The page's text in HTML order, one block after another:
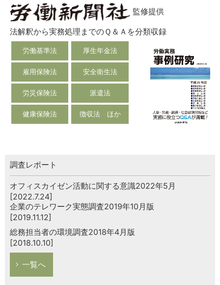
監修提供
法解釈から実務処理までのＱ＆Ａを分類収録
労働基準法 厚生年金法
雇用保険法 安全衛生法
労災保険法 派遣法
健康保険法 徴収法 ほか
調査レポート
オフィスカイゼン活動に関する意識2022年5月
[2022.7.24]
企業のテレワーク実態調査2019年10月版
[2019.11.12]
総務担当者の環境調査2018年4月版
[2018.10.10]
一覧へ